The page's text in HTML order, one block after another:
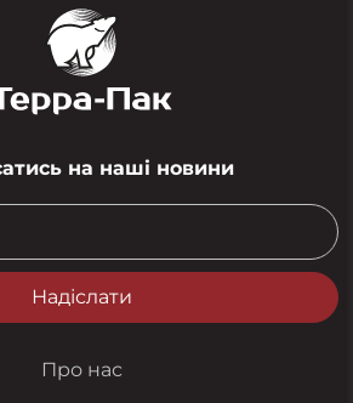
на наші новини
Надіслати
Про нас